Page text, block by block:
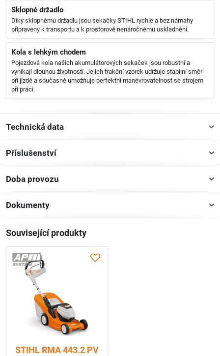
Sklopné držadlo
Díky sklopnému držadlu jsou sekačky STIHL rychle a bez námahy
připraveny k transportu a k prostorově nenáročnému uskladnění.
Kola s lehkým chodem
Pojezdová kola našich akumulátorových sekaček jsou robustní a
vynikají dlouhou životností. Jejich trakční vzorek udržuje stabilní směr
při jízdě a současně umožňuje perfektní manévrovatelnost se strojem
při práci.
Technická data
Příslušenství
Doba provozu
Dokumenty
Související produkty
STIHL RMA 443.2 PV